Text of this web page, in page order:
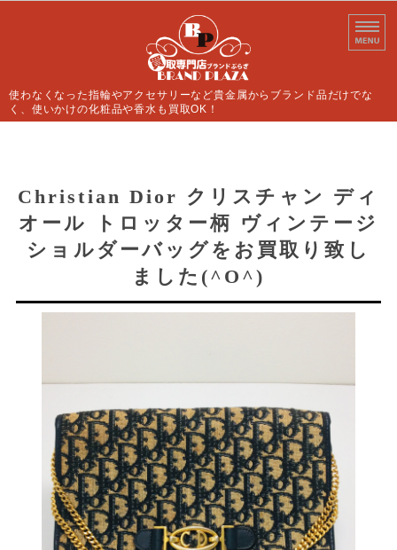
使わなくなった指輪やアクセサリーなど貴金属からブランド品だけでな
く、使いかけの化粧品や香水も買取OK！
よくあるご質問
店舗情報
お問い合わせ
Christian Dior クリスチャン ディ
オール トロッター柄 ヴィンテージ
ショルダーバッグをお買取り致し
ました(^O^)